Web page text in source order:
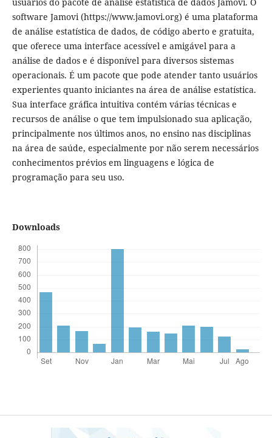
software Jamovi (https://www.jamovi.org) é uma plataforma
de análise estatística de dados, de código aberto e gratuita,
que oferece uma interface acessível e amigável para a
análise de dados e é disponível para diversos sistemas
operacionais. É um pacote que pode atender tanto usuários
experientes quanto iniciantes na área de análise estatística.
Sua interface gráfica intuitiva contém várias técnicas e
recursos de análise o que tem impulsionado sua aplicação,
principalmente nos últimos anos, no ensino nas disciplinas
na área de saúde, especialmente por não serem necessários
conhecimentos prévios em linguagens e lógica de
programação para seu uso.
Downloads